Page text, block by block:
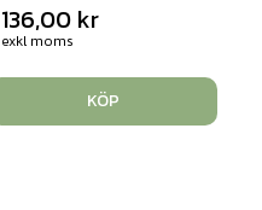
136,00 kr
exkl moms
KÖP